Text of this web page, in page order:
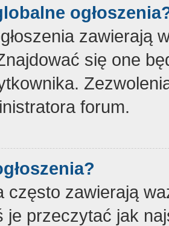
zawierają
się one
forum.
często zawierają
je przeczytać jak